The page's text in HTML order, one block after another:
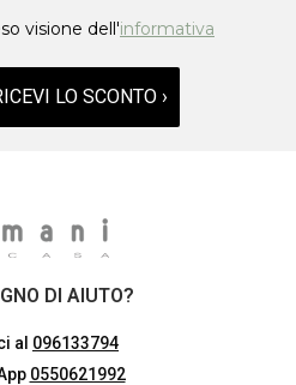
visione dell'informativa
LO SCONTO ›
DI AIUTO?
al 096133794
0550621992